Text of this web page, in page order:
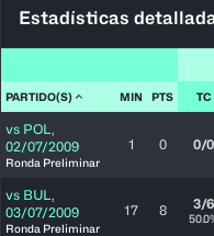
Estadísticas
PARTIDO(S) MIN PTS TC
vs POL,
02/07/2009
Ronda Preliminar
1 0 0/0
vs BUL,
03/07/2009
Ronda Preliminar
17 8 3/6